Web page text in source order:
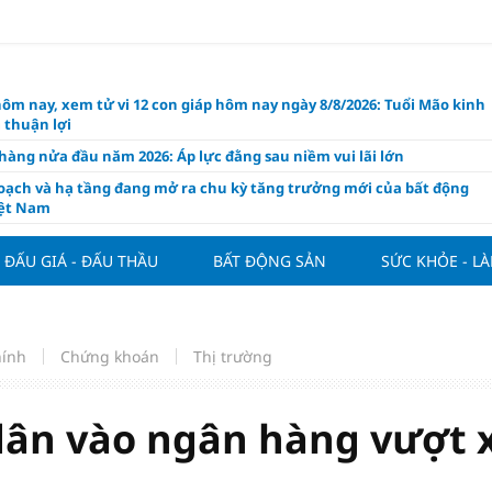
nay, xem tử vi 12 con giáp hôm nay ngày 8/8/2026: Tuổi Mão kinh
thuận lợi
nửa đầu năm 2026: Áp lực đằng sau niềm vui lãi lớn
và hạ tầng đang mở ra chu kỳ tăng trưởng mới của bất động
Nam
giảm 30% thuế cho hộ, cá nhân kinh doanh, doanh nghiệp thu
tỷ đồng
hôm nay 7/8: Thị trường lặng sóng
trẻ quốc tế xem Phú Quốc là “thiên đường lập nghiệp”
vụ Rodri mở đường cho Man Utd sở hữu tiền vệ báu vật của
thức đối với tham vọng công nghệ của Đông Nam Á
ĐẤU GIÁ - ĐẤU THẦU BẤT ĐỘNG SẢN SỨC KHỎE -
Chứng khoán Thị trường
vào ngân hàng vượt